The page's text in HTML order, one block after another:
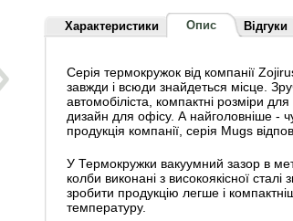
Характеристики Опис Відгуки
Серія термокружок від компанії
завжди і всюди знайдеться місце.
автомобіліста, компактні розміри
дизайн для офісу. А найголовніше -
продукція компанії, серія Mugs
У Термокружки вакуумний зазор в
колби виконані з високоякісної
зробити продукцію легше і
температуру.